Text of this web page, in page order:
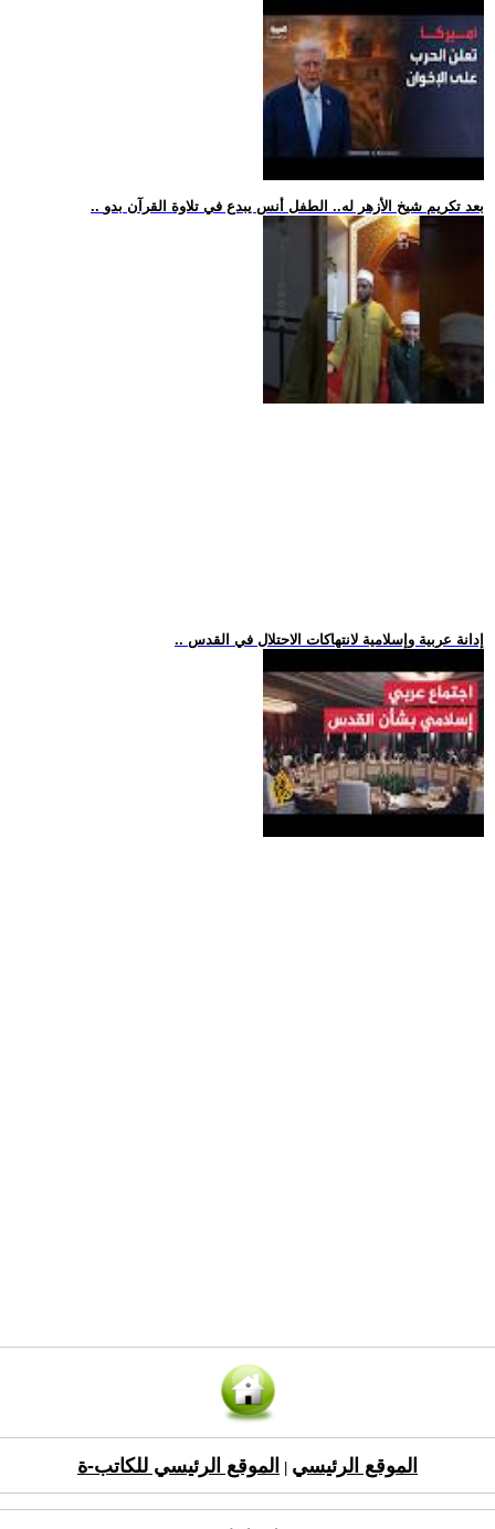
.. بعد تكريم شيخ الأزهر له.. الطفل أنس يبدع في تلاوة القرآن بدو
.. إدانة عربية وإسلامية لانتهاكات الاحتلال في القدس
الموقع الرئيسي الموقع الرئيسي للكاتب-ة